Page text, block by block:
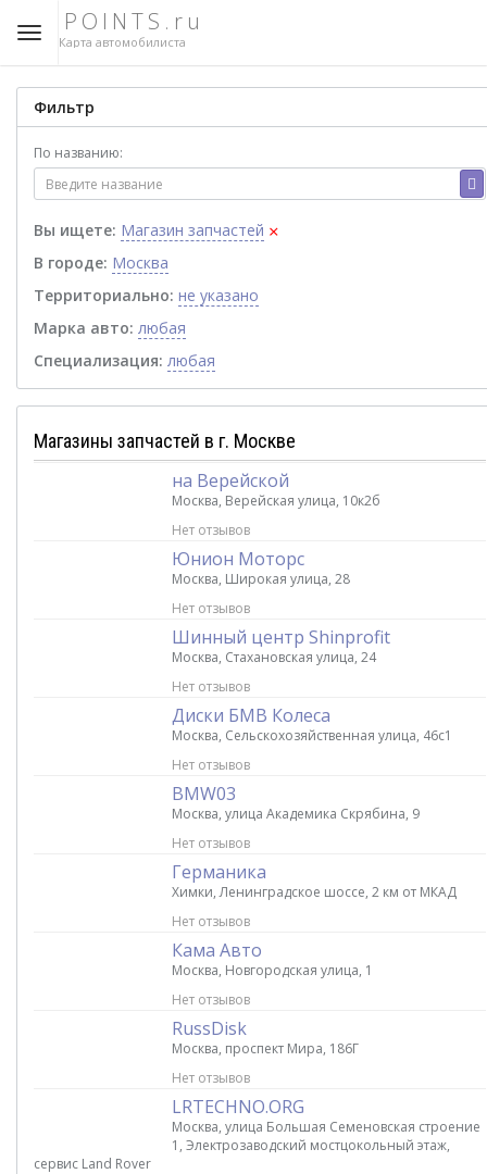
POINTS.ru
Карта автомобилиста
Фильтр
По названию:
Вы ищете: Магазин запчастей ×
В городе: Москва
Территориально: не указано
Марка авто: любая
Специализация: любая
Магазины запчастей в г. Москве
на Верейской
Москва, Верейская улица, 10к2б
Нет отзывов
Юнион Моторс
Москва, Широкая улица, 28
Нет отзывов
Шинный центр Shinprofit
Москва, Стахановская улица, 24
Нет отзывов
Диски БМВ Колеса
Москва, Сельскохозяйственная улица, 46с1
Нет отзывов
BMW03
Москва, улица Академика Скрябина, 9
Нет отзывов
Германика
Химки, Ленинградское шоссе, 2 км от МКАД
Нет отзывов
Кама Авто
Москва, Новгородская улица, 1
Нет отзывов
RussDisk
Москва, проспект Мира, 186Г
Нет отзывов
LRTECHNO.ORG
Москва, улица Большая Семеновская строение
1, Электрозаводский мостцокольный этаж,
сервис Land Rover